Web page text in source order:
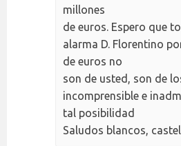
millones
de euros. Espero que
alarma D. Florentino
de euros no
son de usted, son de
incomprensible e
tal posibilidad
Saludos blancos,